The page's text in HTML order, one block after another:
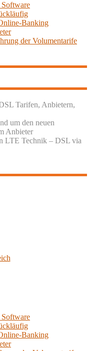
Software
Banking
der Volumentarife
Tarifen, Anbietern,
um den neuen
Anbieter
LTE Technik – DSL via
Software
Banking